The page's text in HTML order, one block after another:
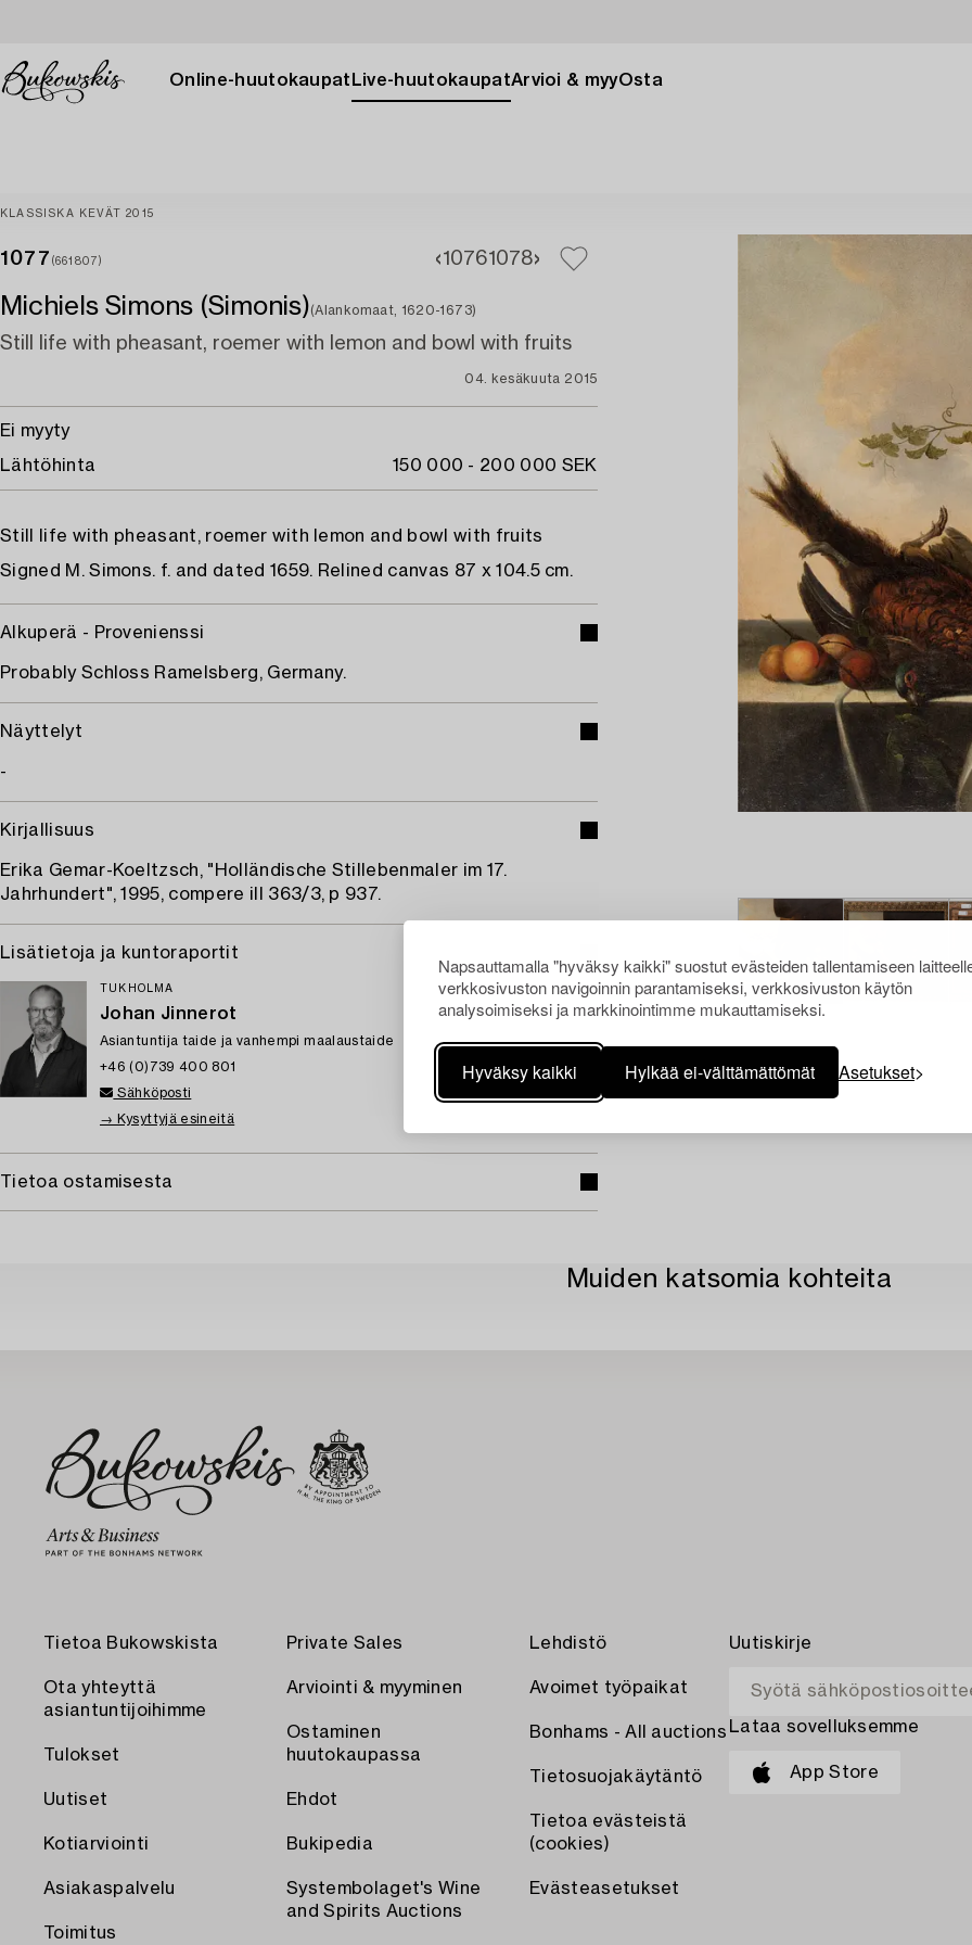
Napsauttamalla "hyväksy kaikki" suostut evästeiden tallentamiseen
verkkosivuston navigoinnin parantamiseksi, verkkosivuston käytön
analysoimiseksi ja markkinointimme mukauttamiseksi.
Hyväksy kaikki Hylkää ei-välttämättömät Asetukset
Online-huutokaupat Live-huutokaupatArvioi & myyOsta
KLASSISKA KEVÄT 2015
1077 (661807) 10761078
Michiels Simons (Simonis)(Alankomaat, 1620-1673)
Still life with pheasant, roemer with lemon and bowl with fruits
04. kesäkuuta 2015
Ei myyty
Lähtöhinta
150 000 - 200 000 SEK
Still life with pheasant, roemer with lemon and bowl with fruits
Signed M. Simons. f. and dated 1659. Relined canvas 87 x 104.5 cm.
Alkuperä - Provenienssi
Probably Schloss Ramelsberg, Germany.
Näyttelyt
-
Kirjallisuus
Erika Gemar-Koeltzsch, "Holländische Stillebenmaler im 17.
Jahrhundert", 1995, compere ill 363/3, p 937.
Lisätietoja ja kuntoraportit
TUKHOLMA
Johan Jinnerot
Asiantuntija taide ja vanhempi maalaustaide
+46 (0)739 400 801
Sähköposti
→ Kysyttyjä esineitä
Tietoa ostamisesta
Muiden katsomia kohteita
Tietoa Bukowskista
Ota yhteyttä
asiantuntijoihimme
Tulokset
Uutiset
Kotiarviointi
Asiakaspalvelu
Toimitus
Private Sales
Arviointi & myyminen
Ostaminen
huutokaupassa
Ehdot
Bukipedia
Systembolaget's Wine
and Spirits Auctions
Lehdistö
Avoimet työpaikat
Bonhams - All auctions
Tietosuojakäytäntö
Tietoa evästeistä
(cookies)
Evästeasetukset
Uutiskirje
Lataa sovelluksemme
App Store